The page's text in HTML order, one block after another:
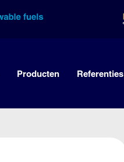
Producten Referenties